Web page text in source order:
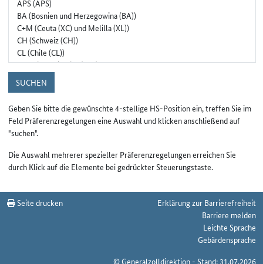
SUCHEN
Geben Sie bitte die gewünschte 4-stellige HS-Position ein, treffen Sie im
Feld Präferenzregelungen eine Auswahl und klicken anschließend auf
"suchen".
Die Auswahl mehrerer spezieller Präferenzregelungen erreichen Sie
durch Klick auf die Elemente bei gedrückter Steuerungstaste.
Seite drucken
Erklärung zur Barrierefreiheit
Barriere melden
Leichte Sprache
Gebärdensprache
© Generalzolldirektion - Stand: 31.07.2026